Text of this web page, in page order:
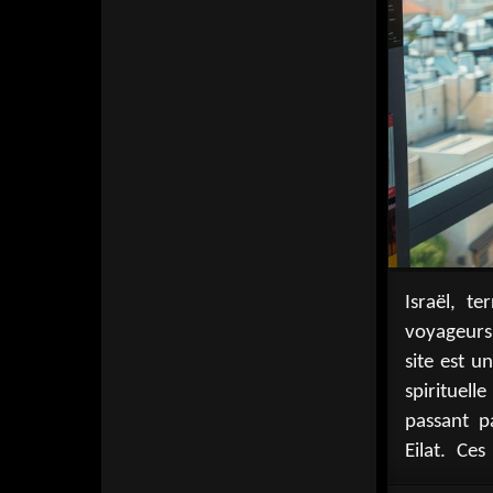
Israël,
site est
passant
Eilat.
idées
planifier
de